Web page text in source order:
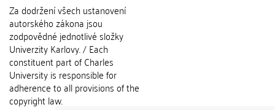
Za dodržení všech ustanovení
autorského zákona jsou
zodpovědné jednotlivé složky
Univerzity Karlovy. / Each
constituent part of Charles
University is responsible for
adherence to all provisions of the
copyright law.